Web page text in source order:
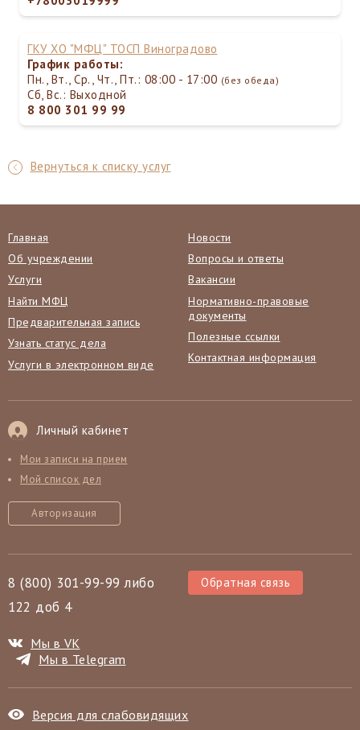
ГКУ ХО "МФЦ" ТОСП Виноградово
График работы:
Пн., Вт., Ср., Чт., Пт.: 08:00 - 17:00 (без обеда)
Сб, Вс.: Выходной
8 800 301 99 99
Вернуться к списку услуг
Главная
Об учреждении
Услуги
Найти МФЦ
Предварительная запись
Узнать статус дела
Услуги в электронном виде
Новости
Вопросы и ответы
Вакансии
Нормативно-правовые
документы
Полезные ссылки
Контактная информация
Личный кабинет
Мои записи на прием
Мой список дел
Авторизация
8 (800) 301-99-99 либо
122 доб 4
Обратная связь
Мы в VK
Мы в Telegram
Версия для слабовидящих